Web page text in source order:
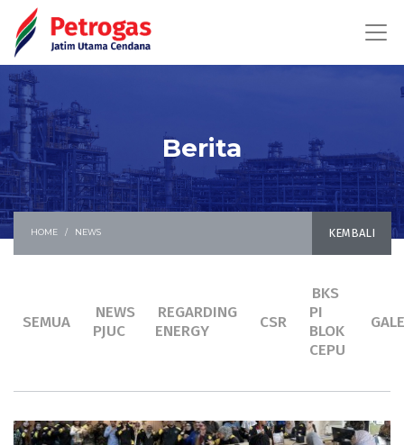
Berita
HOME NEWS KEMBALI
SEMUA
NEWS
PJUC
REGARDING
ENERGY
CSR
BKS
PI
BLOK
CEPU